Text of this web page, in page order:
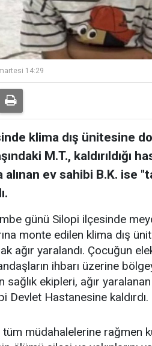
14:29
klima dış ünitesine
M.T., kaldırıldığı
alınan ev sahibi B.K. ise
günü Silopi ilçesinde
monte edilen klima dış
ağır yaralandı. Çocuğun
ihbarı üzerine
ekipleri, ağır
Devlet Hastanesine kaldırdı.
müdahalelerine rağmen